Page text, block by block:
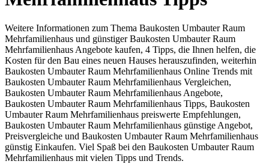
Weitere Informationen zum Thema Baukosten Umbauter Raum
Mehrfamilienhaus und günstiger Baukosten Umbauter Raum
Mehrfamilienhaus Angebote kaufen, 4 Tipps, die Ihnen helfen, die
Kosten für den Bau eines neuen Hauses herauszufinden, weiterhin
Baukosten Umbauter Raum Mehrfamilienhaus Online Trends mit
Baukosten Umbauter Raum Mehrfamilienhaus Vergleichen,
Baukosten Umbauter Raum Mehrfamilienhaus Angebote,
Baukosten Umbauter Raum Mehrfamilienhaus Tipps, Baukosten
Umbauter Raum Mehrfamilienhaus preiswerte Empfehlungen,
Baukosten Umbauter Raum Mehrfamilienhaus günstige Angebot,
Preisvergleiche und Baukosten Umbauter Raum Mehrfamilienhaus
günstig Einkaufen. Viel Spaß bei den Baukosten Umbauter Raum
Mehrfamilienhaus mit vielen Tipps und Trends.